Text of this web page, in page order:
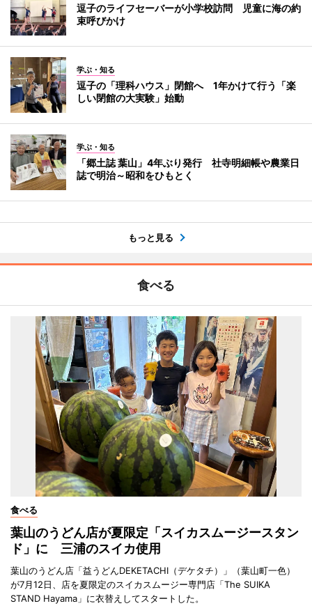
逗子のライフセーバーが小学校訪問 児童に海の約
束呼びかけ
学ぶ・知る
逗子の「理科ハウス」閉館へ 1年かけて行う「楽
しい閉館の大実験」始動
学ぶ・知る
「郷土誌 葉山」4年ぶり発行 社寺明細帳や農業日
誌で明治～昭和をひもとく
もっと見る
食べる
食べる
葉山のうどん店が夏限定「スイカスムージースタン
ド」に 三浦のスイカ使用
葉山のうどん店「益うどんDEKETACHI（デケタチ）」（葉山町一色）
が7月12日、店を夏限定のスイカスムージー専門店「The SUIKA
STAND Hayama」に衣替えしてスタートした。